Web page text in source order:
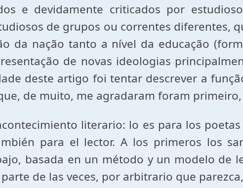
e devidamente criticados por
de grupos ou correntes diferentes,
da nação tanto a nível da educação
de novas ideologias
deste artigo foi tentar descrever a
de muito, me agradaram foram primeiro,
literario: lo es para los
para el lector. A los primeros los
basada en un método y un modelo de
de las veces, por arbitrario que